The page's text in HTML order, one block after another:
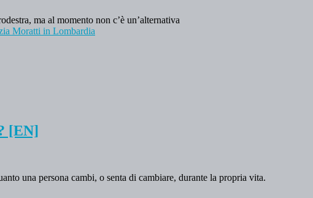
ma al momento non c’è un’alternativa
Moratti in Lombardia
[EN]
una persona cambi, o senta di cambiare, durante la propria vita.